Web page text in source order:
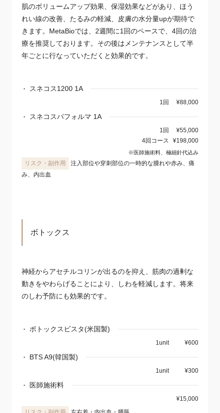
肌のボリュームアップ効果、保湿効果などがあり、ほう
れい線の改善、たるみの軽減、皮膚の水分量upが期待で
きます。MetaBioでは、2週間に1回のペースで、4回の治
療を推奨しております。その後はメンテナンスとして半
年ごとに行なっていただくと効果的です。
スネコス1200 1A
1回 ¥88,000
スネコスパフォルマ 1A
1回
¥55,000
4回コース
¥198,000
※医師施術料、極細針代込み
注入部位や穿刺部位の一時的な腫れや赤み、痛
み、内出血
ボトックス
神経からアセチルコリンが出るのを抑え、筋肉の過剰な
動きをやわらげることにより、しわを軽減します。将来
のしわ予防にも効果的です。
ボトックスビスタ(米国製)
1unit ¥600
BTS A9(韓国製)
1unit ¥300
医師施術料
¥15,000